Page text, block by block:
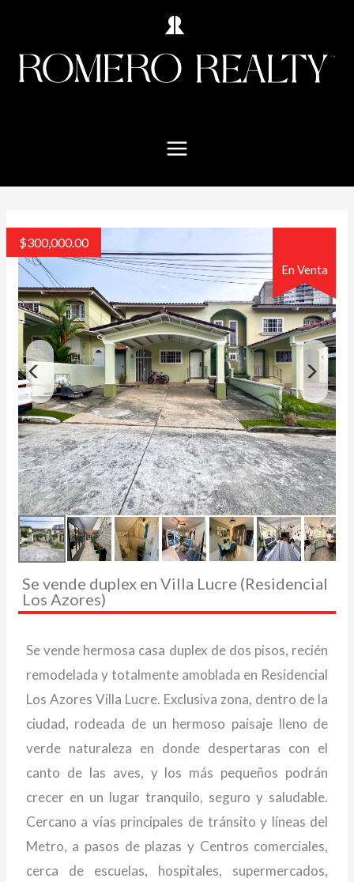
En Venta
$300,000.00
Se vende duplex en Villa Lucre (Residencial
Los Azores)
Se vende hermosa casa duplex de dos pisos, recién
remodelada y totalmente amoblada en Residencial
Los Azores Villa Lucre. Exclusiva zona, dentro de la
ciudad, rodeada de un hermoso paisaje lleno de
verde naturaleza en donde despertaras con el
canto de las aves, y los más pequeños podrán
crecer en un lugar tranquilo, seguro y saludable.
Cercano a vías principales de tránsito y líneas del
Metro, a pasos de plazas y Centros comerciales,
cerca de escuelas, hospitales, supermercados,